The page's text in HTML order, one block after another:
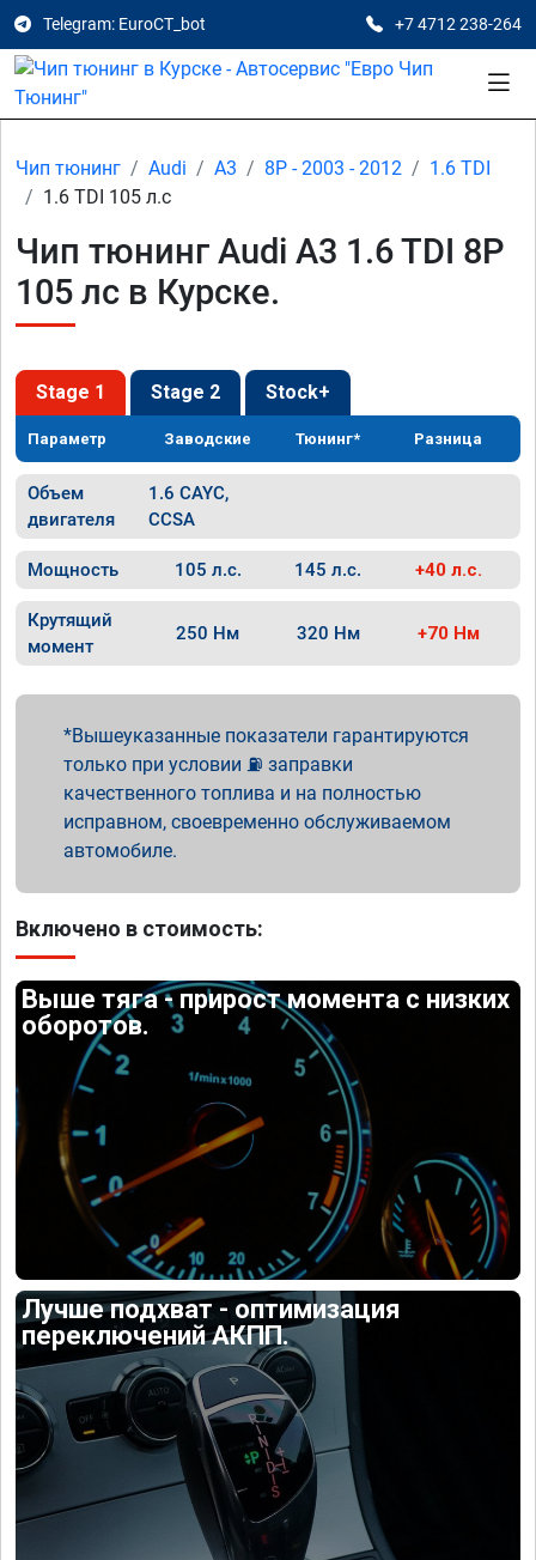
Telegram: EuroCT_bot +7 4712 238-264
Чип тюнинг Audi A3 8P - 2003 - 2012
1.6 TDI
1.6 TDI 105 л.с
Чип тюнинг Audi A3 1.6 TDI 8P
105 лс в Курске.
Stage 1 Stage 2 Stock+
Параметр Заводские Тюнинг* Разница
Объем
двигателя
1.6 CAYC,
CCSA
Мощность 105 л.с. 145 л.с. +40 л.с.
Крутящий
момент
250 Нм 320 Нм +70 Нм
Вышеуказанные показатели гарантируются
только при условии ⛽ заправки
качественного топлива и на полностью
исправном, своевременно обслуживаемом
автомобиле.
Включено в стоимость:
Выше тяга - прирост момента с низких
оборотов.
Лучше подхват - оптимизация
переключений АКПП.